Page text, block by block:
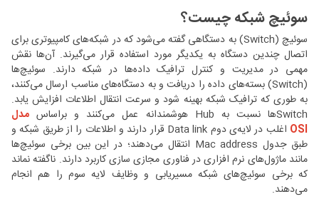
سوئیچ شبکه چیست؟
سوئیچ (Switch) به دستگاهی گفته می‌شود که در شبکه‌های کامپیوتری برای
اتصال چندین دستگاه به یکدیگر مورد استفاده قرار می‌گیرند. آن‌ها نقش
مهمی در مدیریت و کنترل ترافیک داده‌ها در شبکه دارند. سوئیچ‌ها
(Switch) بسته‌های داده را دریافت و به دستگاه‌های مناسب ارسال می‌کنند،
به طوری که ترافیک شبکه بهینه شود و سرعت انتقال اطلاعات افزایش یابد.
Switchها نسبت به Hub هوشمندانه عمل می‌کنند و براساس
مدل
OSI
اغلب در لایه‌ی دوم Data link قرار دارند و اطلاعات را از طریق شبکه و
طبق جدول Mac address انتقال می‌دهند؛ در این بین برخی سوئیچ‌ها
مانند ماژول‌های نرم افزاری در فناوری مجازی سازی کاربرد دارند. ناگفته نماند
که برخی سوئیچ‌های شبکه مسیریابی و وظایف لایه سوم را هم انجام
می‌دهند.